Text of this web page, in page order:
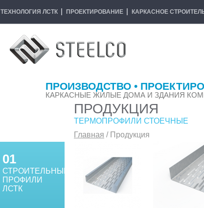
ТЕХНОЛОГИЯ ЛСТК ПРОЕКТИРОВАНИЕ КАРКАСНОЕ
ПРОИЗВОДСТВО •
КАРКАСНЫЕ ЖИЛЫЕ ДОМА И ЗДАНИЯ
ПРОДУКЦИЯ
ТЕРМОПРОФИЛИ СТОЕЧНЫЕ
Главная / Продукция
01
СТРОИТЕЛЬНЫЕ
ПРОФИЛИ
ЛСТК